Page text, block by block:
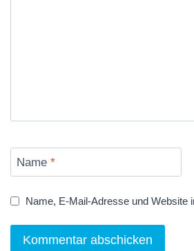
Name *
Name, E-Mail-Adresse und Website